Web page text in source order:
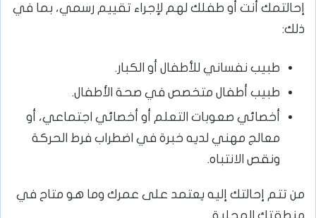
إحالتمك أنت أو طفلك لهم لإجراء تقييم رسمي، بما في
ذلك:
طبيب نفساني للأطفال أو الكبار.
طبيب أطفال متخصص في صحة الأطفال.
أخصائي صعوبات التعلم أو أخصائي اجتماعي، أو
معالج مهني لديه خبرة في اضطراب فرط الحركة
ونقص الانتباه.
من تتم إحالتك إليه يعتمد على عمرك وما هو متاح في
منطقتك المحلية.